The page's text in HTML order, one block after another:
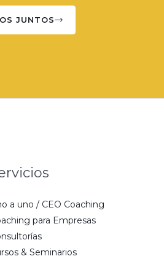
JUNTOS
a uno / CEO Coaching
para Empresas
& Seminarios